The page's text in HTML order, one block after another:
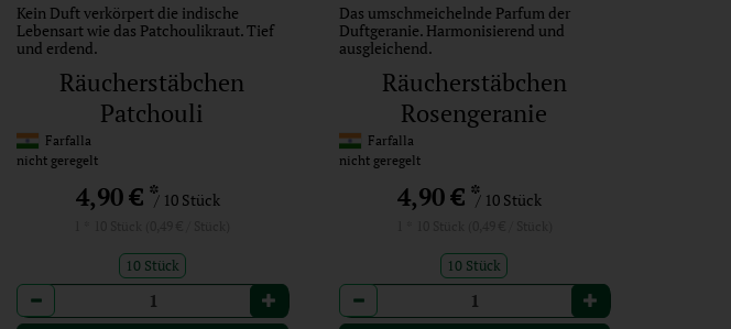
Kein Duft verkörpert die indische
Lebensart wie das Patchoulikraut. Tief
und erdend.
Räucherstäbchen
Patchouli
Farfalla
nicht geregelt
4,90 €*/ 10 Stück
10 Stück
Anzahl
Das umschmeichelnde Parfum der
Duftgeranie. Harmonisierend und
ausgleichend.
Räucherstäbchen
Rosengeranie
Farfalla
nicht geregelt
4,90 € */ 10 Stück
10 Stück
Anzahl